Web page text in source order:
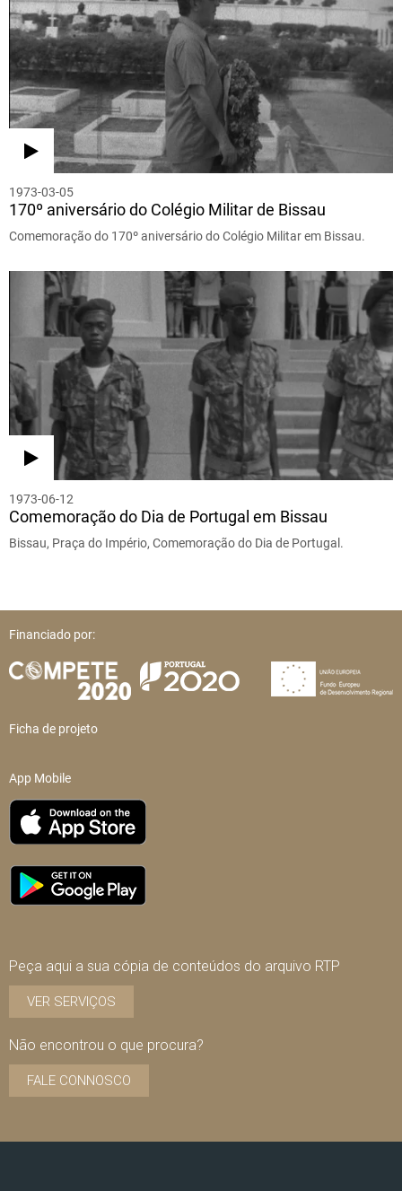
1973-03-05
170º aniversário do Colégio Militar de Bissau
Comemoração do 170º aniversário do Colégio Militar em Bissau.
1973-06-12
Comemoração do Dia de Portugal em Bissau
Bissau, Praça do Império, Comemoração do Dia de Portugal.
Financiado por:
Ficha de projeto
App Mobile
Peça aqui a sua cópia de conteúdos do arquivo RTP
VER SERVIÇOS
Não encontrou o que procura?
FALE CONNOSCO